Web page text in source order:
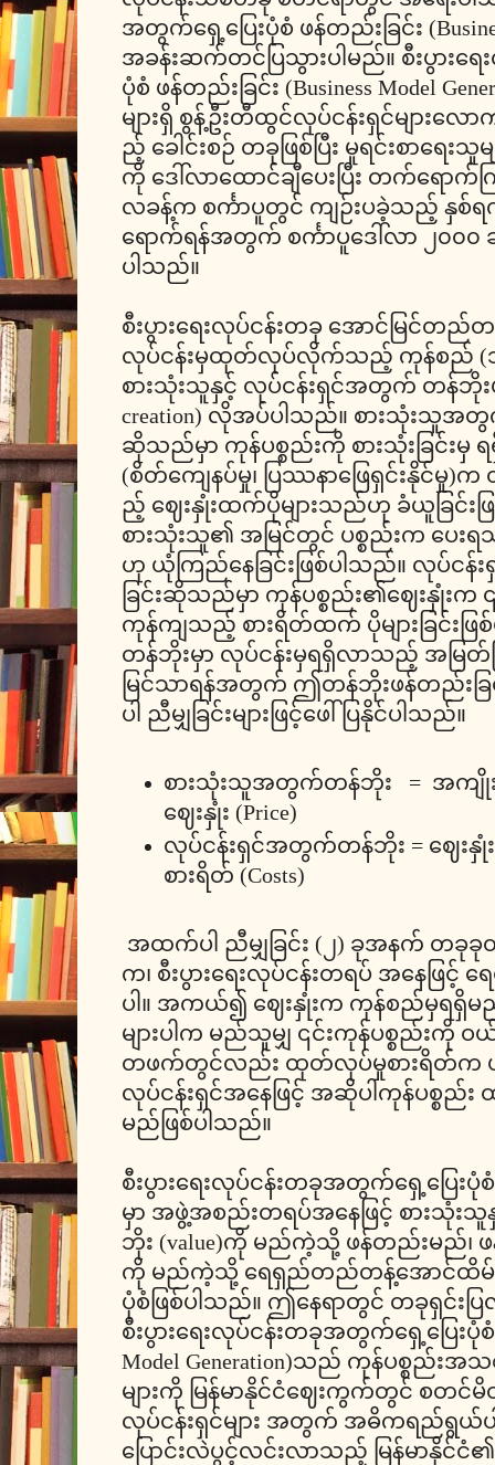
အတွက်ရှေ့ပြေးပုံစံ ဖန်တည်းခြင်း
အခန်းဆက်တင်ပြသွားပါမည်။ စီးပွားရ
ပုံစံ ဖန်တည်းခြင်း (Business Model
များရှိ စွန့်ဦးတီထွင်လုပ်ငန်းရှင်များလ
ည့် ခေါင်းစဉ် တခုဖြစ်ပြီး မူရင်းစာရေးသူ
ကို ဒေါ်လာထောင်ချီပေးပြီး တက်ရော
လခန့်က စင်္ကာပူတွင် ကျဉ်းပခဲ့သည့် နှစ်
ရောက်ရန်အတွက် စင်္ကာပူဒေါ်လာ ၂၀၀
ပါသည်။
စီးပွားရေးလုပ်ငန်းတခု အောင်မြင်တ
လုပ်ငန်းမှထုတ်လုပ်လိုက်သည့် ကုန်စည် (
စားသုံးသူနှင့် လုပ်ငန်းရှင်အတွက် တန်ဘိုးဖ
creation) လိုအပ်ပါသည်။ စားသုံးသူအ
ဆိုသည်မှာ ကုန်ပစ္စည်းကို စားသုံးခြင်းမှ
(စိတ်ကျေနပ်မှု၊ ပြဿနာဖြေရှင်းနိုင်မှု
ည့် ဈေးနှုံးထက်ပိုများသည်ဟု ခံယူခြင်းဖ
စားသုံးသူ၏ အမြင်တွင် ပစ္စည်းက ပေ
ဟု ယုံကြည်နေခြင်းဖြစ်ပါသည်။ လုပ်င
ခြင်းဆိုသည်မှာ ကုန်ပစ္စည်း၏ဈေးနှုံး
ကုန်ကျသည့် စားရိတ်ထက် ပိုများခြင်း
တန်ဘိုးမှာ လုပ်ငန်းမှရရှိလာသည့် အမြတ်ဖ
မြင်သာရန်အတွက် ဤတန်ဘိုးဖန်တည်းခြင်
ပါ ညီမျှခြင်းများဖြင့်ဖေါ်ပြနိုင်ပါသည်။
စားသုံးသူအတွက်တန်ဘိုး = အကျိုးကျ
ဈေးနှုံး (Price)
လုပ်ငန်းရှင်အတွက်တန်ဘိုး = ဈေးနှုံ
စားရိတ် (Costs)
အထက်ပါ ညီမျှခြင်း (၂) ခုအနက် တခု
က၊ စီးပွားရေးလုပ်ငန်းတရပ် အနေဖ
ပါ။ အကယ်၍ ဈေးနှုံးက ကုန်စည်မှရရှိမ
များပါက မည်သူမျှ ၎င်းကုန်ပစ္စည်းကို
တဖက်တွင်လည်း ထုတ်လုပ်မှုစားရိတ်က ပ
လုပ်ငန်းရှင်အနေဖြင့် အဆိုပါကုန်ပစ္စည်
မည်ဖြစ်ပါသည်။
စီးပွားရေးလုပ်ငန်းတခုအတွက်ရှေ့ပြေးပုံ
မှာ အဖွဲ့အစည်းတရပ်အနေဖြင့် စားသုံး
ဘိုး (value)ကို မည်ကဲ့သို့ ဖန်တည်းမည်
ကို မည်ကဲ့သို့ ရေရှည်တည်တန့်အောင်ထိမ်း
ပုံစံဖြစ်ပါသည်။ ဤနေရာတွင် တခုရှင်း
စီးပွားရေးလုပ်ငန်းတခုအတွက်ရှေ့ပြေးပုံစံ
Model Generation)သည် ကုန်ပစ္စည်း
များကို မြန်မာနိုင်ငံဈေးကွက်တွင် စ
လုပ်ငန်းရှင်များ အတွက် အဓိကရည်ရွယ်
ပြောင်းလဲပွင့်လင်းလာသည့် မြန်မာနိုင်ငံ၏